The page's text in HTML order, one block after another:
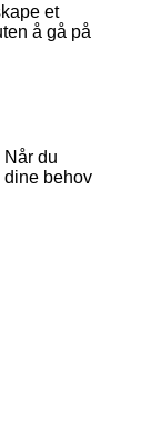
et
å gå på
du
dine behov